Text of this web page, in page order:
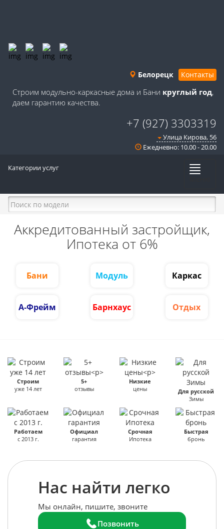
Белорецк Контакты
Строим модульно-каркасные дома и Бани круглый год,
даем гарантию качества.
+7 (927) 3303319
Улица Кирова, 56
Ежедневно: 10.00 - 20.00
Категории услуг
Аккредитованный застройщик,
Ипотека от 6%
Бани Модуль Каркас
А-Фрейм Барнхаус Отдых
Строим
уже 14 лет
5+
отзывы
Низкие
цены
Для русской
Зимы
Работаем
с 2013 г.
Официал
гарантия
Срочная
Ипотека
Быстрая
бронь
Нас найти легко
Мы онлайн, пишите, звоните
Позвонить